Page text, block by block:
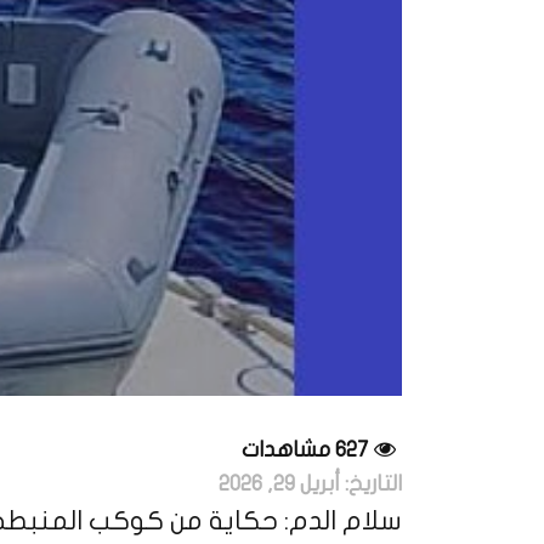
التاريخ: أبريل 29, 2026
سلام الدم: حكاية من كوكب